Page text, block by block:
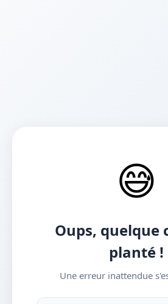
😅
Oups, quelque
planté !
Une erreur inattendue